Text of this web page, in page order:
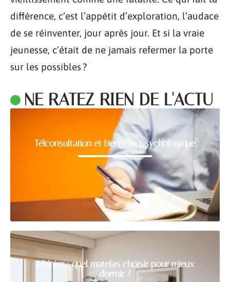
différence, c’est l’appétit d’exploration, l’audace
de se réinventer, jour après jour. Et si la vraie
jeunesse, c’était de ne jamais refermer la porte
sur les possibles ?
NE RATEZ RIEN DE L'ACTU
Télconsultation et bien-être psychologique
1.Sénior : quel matelas choisir pour mieux
dormir ?